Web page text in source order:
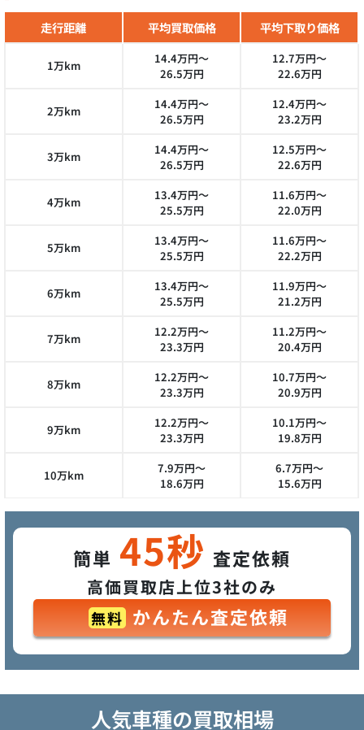
走行距離 平均買取価格 平均下取り価格
1万km
14.4万円～
26.5万円
12.7万円～
22.6万円
2万km
14.4万円～
26.5万円
12.4万円～
23.2万円
3万km
14.4万円～
26.5万円
12.5万円～
22.6万円
4万km
13.4万円～
25.5万円
11.6万円～
22.0万円
5万km
13.4万円～
25.5万円
11.6万円～
22.2万円
6万km
13.4万円～
25.5万円
11.9万円～
21.2万円
7万km
12.2万円～
23.3万円
11.2万円～
20.4万円
8万km
12.2万円～
23.3万円
10.7万円～
20.9万円
9万km
12.2万円～
23.3万円
10.1万円～
19.8万円
10万km
7.9万円～
18.6万円
6.7万円～
15.6万円
簡単 45秒 査定依頼
高価買取店上位3社のみ
無料 かんたん査定依頼
人気車種の買取相場